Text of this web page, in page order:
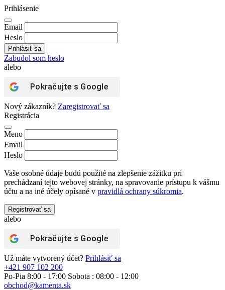
Prihlásenie
Email
Heslo
Zabudol som heslo
alebo
Pokračujte s Google
Nový zákazník? Zaregistrovať sa
Registrácia
Meno
Email
Heslo
Vaše osobné údaje budú použité na zlepšenie zážitku pri
prechádzaní tejto webovej stránky, na spravovanie prístupu k vášmu
účtu a na iné účely opísané v pravidlá ochrany súkromia.
Registrovať sa
alebo
Pokračujte s Google
Už máte vytvorený účet? Prihlásiť sa
+421 907 102 200
Po-Pia 8:00 - 17:00 Sobota : 08:00 - 12:00
obchod@kamenta.sk